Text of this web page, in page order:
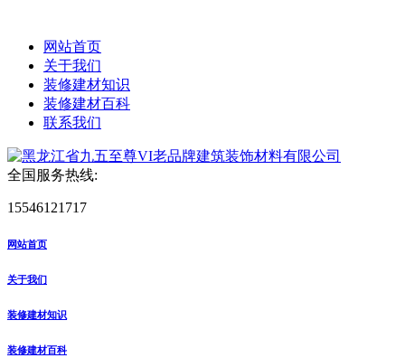
网站首页
关于我们
装修建材知识
装修建材百科
联系我们
全国服务热线:
15546121717
网站首页
关于我们
装修建材知识
装修建材百科